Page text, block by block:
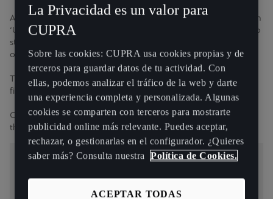
After turning off the car, the Goodbye screen will show the option
‘Update available’. If selected, the customer is asked if he wants to
start the installation process. Then, the customer has to get out
of the car and lock doors without waiting for it to finish .
The vehicle cannot be used until the installation process is
finished.
Once the updating process is done, the customer is informed of
the status (success / failure).
Disponibilidad general del servicio
La Privacidad es un valor para
CUPRA
Sobre las cookies: CUPRA usa cookies propias y de
terceros para guardar datos de tu actividad. Con
ellas, podemos analizar el tráfico de la web y darte
una experiencia completa y personalizada. Algunas
cookies se comparten con terceros para mostrarte
publicidad online más relevante. Puedes aceptar,
rechazar, o gestionarlas en el configurador. ¿Quieres
saber más? Consulta nuestra
Política de Cookies.
ACEPTAR TODAS